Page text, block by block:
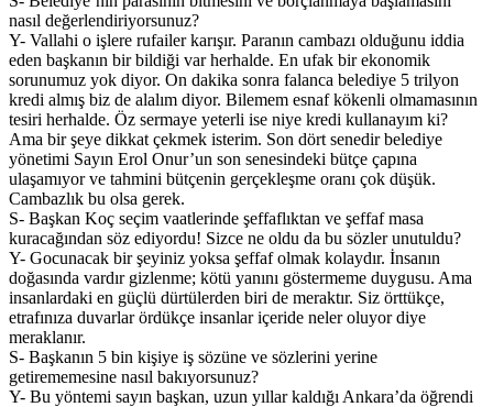
nasıl değerlendiriyorsunuz?
Y- Vallahi o işlere rufailer karışır. Paranın cambazı olduğunu iddia
eden başkanın bir bildiği var herhalde. En ufak bir ekonomik
sorunumuz yok diyor. On dakika sonra falanca belediye 5 trilyon
kredi almış biz de alalım diyor. Bilemem esnaf kökenli olmamasının
tesiri herhalde. Öz sermaye yeterli ise niye kredi kullanayım ki?
Ama bir şeye dikkat çekmek isterim. Son dört senedir belediye
yönetimi Sayın Erol Onur’un son senesindeki bütçe çapına
ulaşamıyor ve tahmini bütçenin gerçekleşme oranı çok düşük.
Cambazlık bu olsa gerek.
S- Başkan Koç seçim vaatlerinde şeffaflıktan ve şeffaf masa
kuracağından söz ediyordu! Sizce ne oldu da bu sözler unutuldu?
Y- Gocunacak bir şeyiniz yoksa şeffaf olmak kolaydır. İnsanın
doğasında vardır gizlenme; kötü yanını göstermeme duygusu. Ama
insanlardaki en güçlü dürtülerden biri de meraktır. Siz örttükçe,
etrafınıza duvarlar ördükçe insanlar içeride neler oluyor diye
meraklanır.
S- Başkanın 5 bin kişiye iş sözüne ve sözlerini yerine
getirememesine nasıl bakıyorsunuz?
Y- Bu yöntemi sayın başkan, uzun yıllar kaldığı Ankara’da öğrendi